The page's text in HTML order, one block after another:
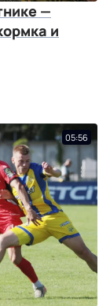
—
и
05:56